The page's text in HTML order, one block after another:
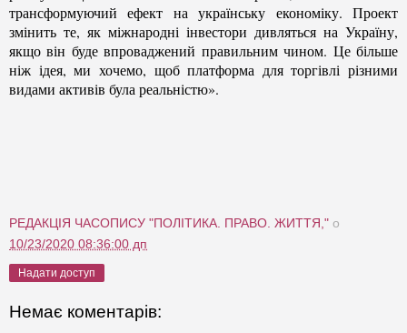
трансформуючий ефект на українську економіку. Проект
змінить те, як міжнародні інвестори дивляться на Україну,
якщо він буде впроваджений правильним чином. Це більше
ніж ідея, ми хочемо, щоб платформа для торгівлі різними
видами активів була реальністю».
РЕДАКЦІЯ ЧАСОПИСУ "ПОЛІТИКА. ПРАВО. ЖИТТЯ," о
10/23/2020 08:36:00 дп
Надати доступ
Немає коментарів: